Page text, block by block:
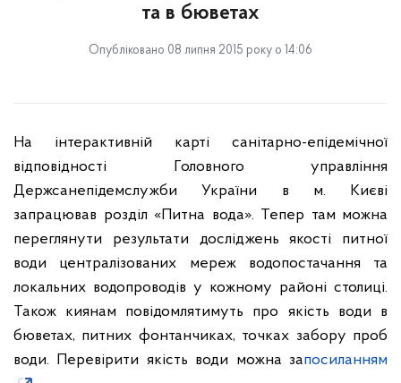
та в бюветах
Опубліковано 08 липня 2015 року о 14:06
На інтерактивній карті санітарно-епідемічної
відповідності Головного управління
Держсанепідемслужби України в м. Києві
запрацював розділ «Питна вода». Тепер там можна
переглянути результати досліджень якості питної
води централізованих мереж водопостачання та
локальних водопроводів у кожному районі столиці.
Також киянам повідомлятимуть про якість води в
бюветах, питних фонтанчиках, точках забору проб
води. Перевірити якість води можна запосиланням